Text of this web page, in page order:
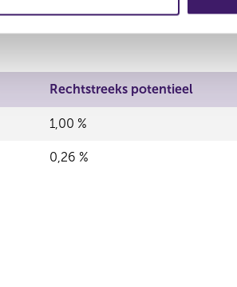
Rechtstreeks potentieel
1,00 %
0,26 %